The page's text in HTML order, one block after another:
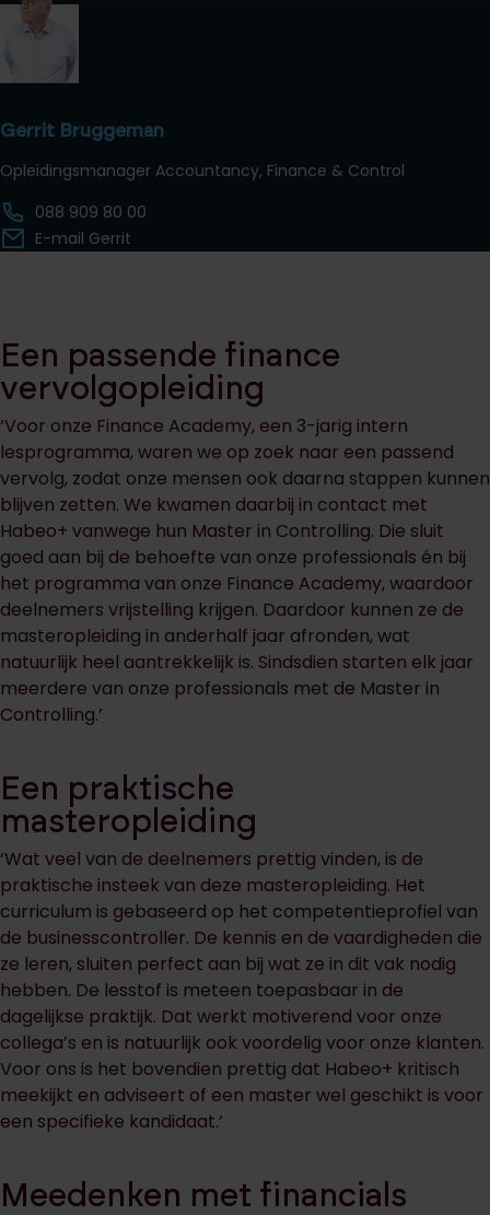
Gerrit Bruggeman
Opleidingsmanager Accountancy, Finance & Control
088 909 80 00
E-mail Gerrit
Een passende finance
vervolgopleiding
‘Voor onze Finance Academy, een 3-jarig intern
lesprogramma, waren we op zoek naar een passend
vervolg, zodat onze mensen ook daarna stappen kunnen
blijven zetten. We kwamen daarbij in contact met
Habeo+ vanwege hun Master in Controlling. Die sluit
goed aan bij de behoefte van onze professionals én bij
het programma van onze Finance Academy, waardoor
deelnemers vrijstelling krijgen. Daardoor kunnen ze de
masteropleiding in anderhalf jaar afronden, wat
natuurlijk heel aantrekkelijk is. Sindsdien starten elk jaar
meerdere van onze professionals met de Master in
Controlling.’
Een praktische
masteropleiding
‘Wat veel van de deelnemers prettig vinden, is de
praktische insteek van deze masteropleiding. Het
curriculum is gebaseerd op het competentieprofiel van
de businesscontroller. De kennis en de vaardigheden die
ze leren, sluiten perfect aan bij wat ze in dit vak nodig
hebben. De lesstof is meteen toepasbaar in de
dagelijkse praktijk. Dat werkt motiverend voor onze
collega’s en is natuurlijk ook voordelig voor onze klanten.
Voor ons is het bovendien prettig dat Habeo+ kritisch
meekijkt en adviseert of een master wel geschikt is voor
een specifieke kandidaat.’
Meedenken met financials